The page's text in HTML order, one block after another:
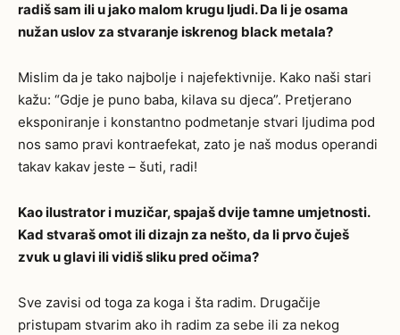
radiš sam ili u jako malom krugu ljudi. Da li je osama
nužan uslov za stvaranje iskrenog black metala?
Mislim da je tako najbolje i najefektivnije. Kako naši stari
kažu: “Gdje je puno baba, kilava su djeca”. Pretjerano
eksponiranje i konstantno podmetanje stvari ljudima pod
nos samo pravi kontraefekat, zato je naš modus operandi
takav kakav jeste – šuti, radi!
Kao ilustrator i muzičar, spajaš dvije tamne umjetnosti.
Kad stvaraš omot ili dizajn za nešto, da li prvo čuješ
zvuk u glavi ili vidiš sliku pred očima?
Sve zavisi od toga za koga i šta radim. Drugačije
pristupam stvarim ako ih radim za sebe ili za nekog